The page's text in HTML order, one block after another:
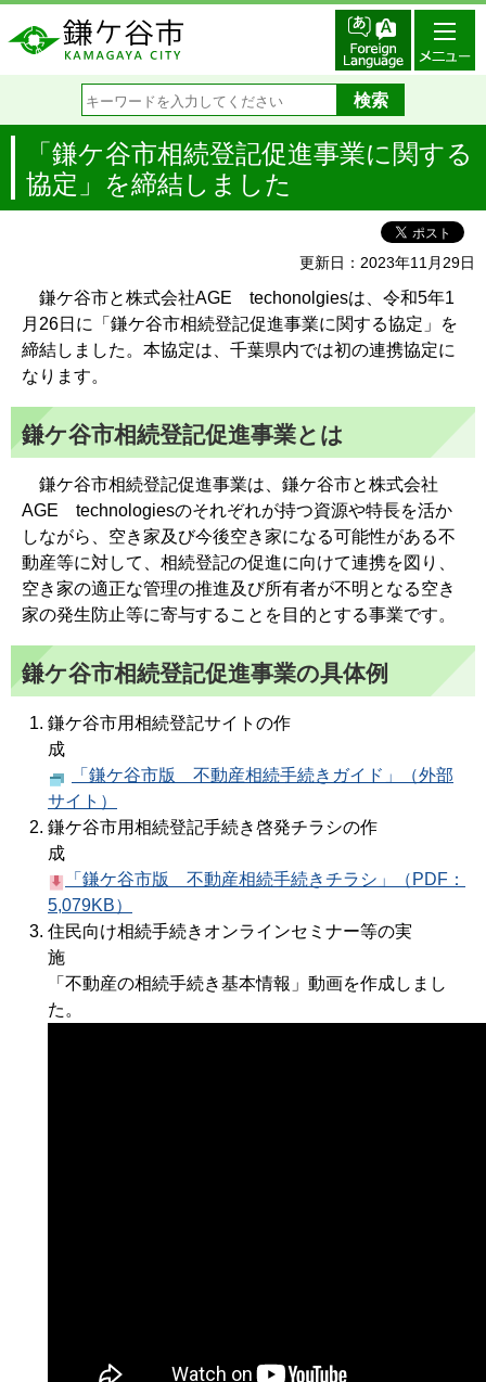
「鎌ケ谷市相続登記促進事業に関する
協定」を締結しました
更新日：2023年11月29日
鎌ケ谷市と株式会社AGE techonolgiesは、令和5年1
月26日に「鎌ケ谷市相続登記促進事業に関する協定」を
締結しました。本協定は、千葉県内では初の連携協定に
なります。
鎌ケ谷市相続登記促進事業とは
鎌ケ谷市相続登記促進事業は、鎌ケ谷市と株式会社
AGE technologiesのそれぞれが持つ資源や特長を活か
しながら、空き家及び今後空き家になる可能性がある不
動産等に対して、相続登記の促進に向けて連携を図り、
空き家の適正な管理の推進及び所有者が不明となる空き
家の発生防止等に寄与することを目的とする事業です。
鎌ケ谷市相続登記促進事業の具体例
鎌ケ谷市用相続登記サイトの作
「鎌ケ谷市版 不動産相続手続きガイド」（外部
サイト）
鎌ケ谷市用相続登記手続き啓発チラシの作
成
「鎌ケ谷市版 不動産相続手続きチラシ」（PDF：
5,079KB）
住民向け相続手続きオンラインセミナー等の実
「不動産の相続手続き基本情報」動画を作成しまし
た。